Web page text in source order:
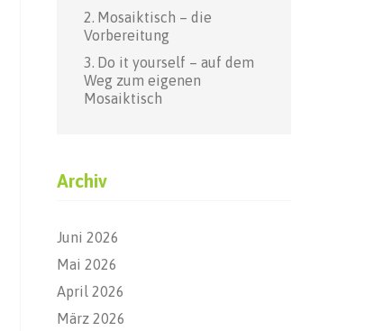
Mosaiktisch – die
Vorbereitung
Do it yourself – auf dem
Weg zum eigenen
Mosaiktisch
Archiv
Juni 2026
Mai 2026
April 2026
März 2026